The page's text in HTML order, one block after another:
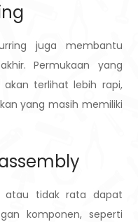
juga membantu
Permukaan yang
akan terlihat lebih rapi,
yang masih memiliki
atau tidak rata dapat
komponen, seperti